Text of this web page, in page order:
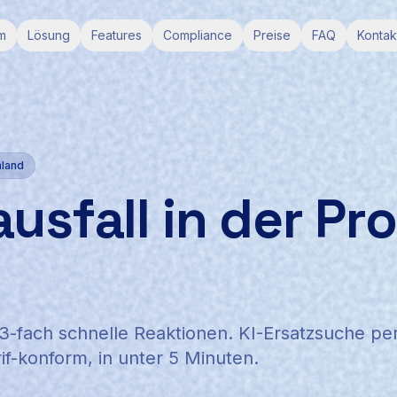
Lösung Features Compliance Preise FAQ
in der
fach schnelle Reaktionen. KI-Ersatzsuche
konform, in unter 5 Minuten.